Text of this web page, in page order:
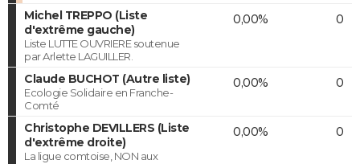
Michel TREPPO (Liste
d'extrême gauche)
Liste LUTTE OUVRIERE soutenue
par Arlette LAGUILLER.
0,00% 0
Claude BUCHOT (Autre liste)
Ecologie Solidaire en Franche-
Comté
0,00% 0
Christophe DEVILLERS (Liste
d'extrême droite)
La ligue comtoise, NON aux
0,00% 0